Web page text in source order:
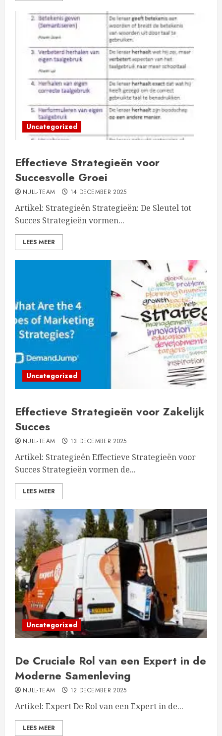
Uncategorized
Effectieve Strategieën voor
Succesvolle Groei
NULL-TEAM 14 DECEMBER 2025
Artikel: Strategieën Strategieën: De Sleutel tot
Succes Strategieën vormen...
LEES MEER
Uncategorized
Effectieve Strategieën voor Zakelijk
Succes
NULL-TEAM 13 DECEMBER 2025
Artikel: Strategieën Effectieve Strategieën voor
Succes Strategieën vormen de...
LEES MEER
Uncategorized
De Cruciale Rol van een Expert in de
Moderne Samenleving
NULL-TEAM 12 DECEMBER 2025
Artikel: Expert De Rol van een Expert in de...
LEES MEER